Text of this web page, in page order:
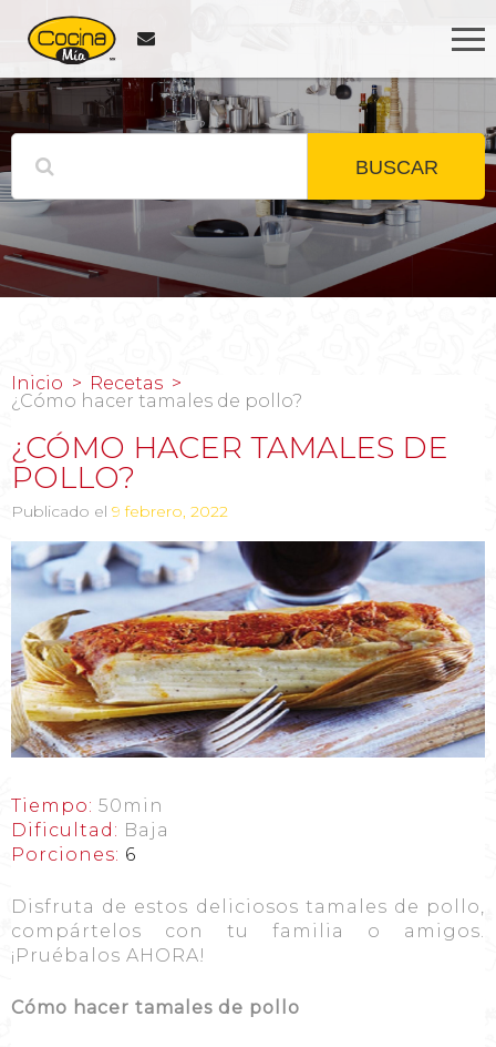
BUSCAR
Inicio
Recetas
¿Cómo hacer tamales de pollo?
¿CÓMO HACER TAMALES DE
POLLO?
Publicado el 9 febrero, 2022
Tiempo: 50min
Dificultad: Baja
Porciones: 6
Disfruta de estos deliciosos tamales de pollo,
compártelos con tu familia o amigos.
¡Pruébalos AHORA!
Cómo hacer tamales de pollo